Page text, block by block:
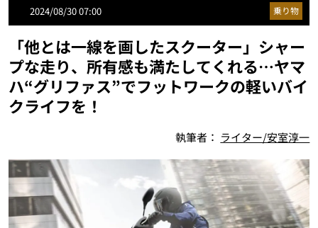
2024/08/30 07:00 乗り物
「他とは一線を画したスクーター」シャー
プな走り、所有感も満たしてくれる…ヤマ
ハ“グリファス”でフットワークの軽いバイ
クライフを！
執筆者： ライター/安室淳一